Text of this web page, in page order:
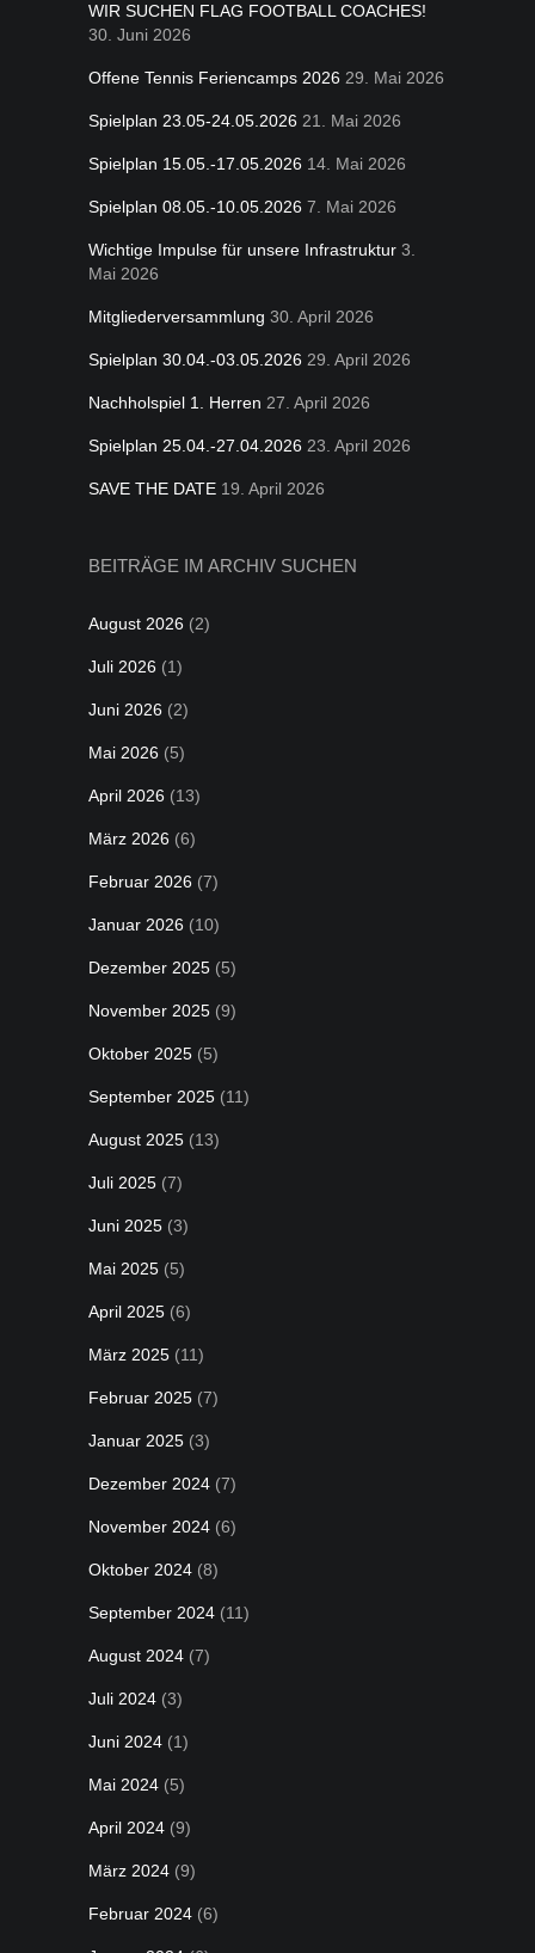
WIR SUCHEN FLAG FOOTBALL COACHES!
30. Juni 2026
Offene Tennis Feriencamps 2026 29. Mai 2026
Spielplan 23.05-24.05.2026 21. Mai 2026
Spielplan 15.05.-17.05.2026 14. Mai 2026
Spielplan 08.05.-10.05.2026 7. Mai 2026
Wichtige Impulse für unsere Infrastruktur 3.
Mai 2026
Mitgliederversammlung 30. April 2026
Spielplan 30.04.-03.05.2026 29. April 2026
Nachholspiel 1. Herren 27. April 2026
Spielplan 25.04.-27.04.2026 23. April 2026
SAVE THE DATE 19. April 2026
BEITRÄGE IM ARCHIV SUCHEN
August 2026 (2)
Juli 2026 (1)
Juni 2026 (2)
Mai 2026 (5)
April 2026 (13)
März 2026 (6)
Februar 2026 (7)
Januar 2026 (10)
Dezember 2025 (5)
November 2025 (9)
Oktober 2025 (5)
September 2025 (11)
August 2025 (13)
Juli 2025 (7)
Juni 2025 (3)
Mai 2025 (5)
April 2025 (6)
März 2025 (11)
Februar 2025 (7)
Januar 2025 (3)
Dezember 2024 (7)
November 2024 (6)
Oktober 2024 (8)
September 2024 (11)
August 2024 (7)
Juli 2024 (3)
Juni 2024 (1)
Mai 2024 (5)
April 2024 (9)
März 2024 (9)
Februar 2024 (6)